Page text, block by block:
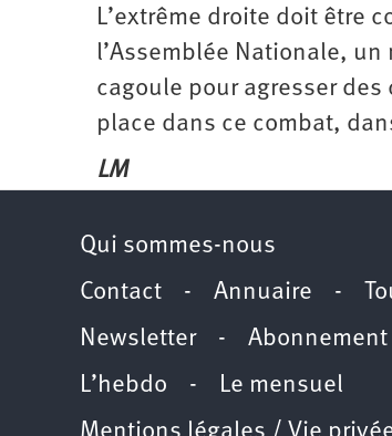
L’extrême droite doit être
l’Assemblée Nationale,
cagoule pour agresser
place dans ce combat,
LM
Qui sommes-nous
Contact - Annuaire -
Newsletter- Abonnement
L’hebdo - Le mensuel